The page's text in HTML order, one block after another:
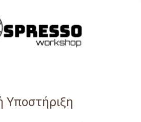
Υποστήριξη